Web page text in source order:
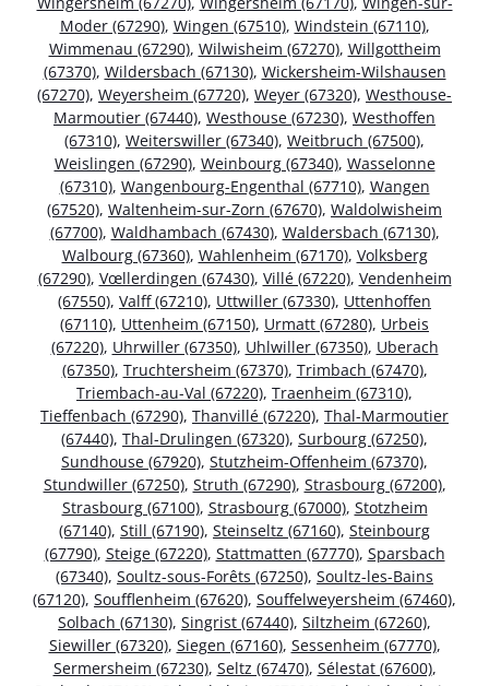
Moder (67290), Wingen (67510), Windstein (67110),
Wimmenau (67290), Wilwisheim (67270), Willgottheim
(67370), Wildersbach (67130), Wickersheim-Wilshausen
(67270), Weyersheim (67720), Weyer (67320), Westhouse-
Marmoutier (67440), Westhouse (67230), Westhoffen
(67310), Weiterswiller (67340), Weitbruch (67500),
Weislingen (67290), Weinbourg (67340), Wasselonne
(67310), Wangenbourg-Engenthal (67710), Wangen
(67520), Waltenheim-sur-Zorn (67670), Waldolwisheim
(67700), Waldhambach (67430), Waldersbach (67130),
Walbourg (67360), Wahlenheim (67170), Volksberg
(67290), Vœllerdingen (67430), Villé (67220), Vendenheim
(67550), Valff (67210), Uttwiller (67330), Uttenhoffen
(67110), Uttenheim (67150), Urmatt (67280), Urbeis
(67220), Uhrwiller (67350), Uhlwiller (67350), Uberach
(67350), Truchtersheim (67370), Trimbach (67470),
Triembach-au-Val (67220), Traenheim (67310),
Tieffenbach (67290), Thanvillé (67220), Thal-Marmoutier
(67440), Thal-Drulingen (67320), Surbourg (67250),
Sundhouse (67920), Stutzheim-Offenheim (67370),
Stundwiller (67250), Struth (67290), Strasbourg (67200),
Strasbourg (67100), Strasbourg (67000), Stotzheim
(67140), Still (67190), Steinseltz (67160), Steinbourg
(67790), Steige (67220), Stattmatten (67770), Sparsbach
(67340), Soultz-sous-Forêts (67250), Soultz-les-Bains
(67120), Soufflenheim (67620), Souffelweyersheim (67460),
Solbach (67130), Singrist (67440), Siltzheim (67260),
Siewiller (67320), Siegen (67160), Sessenheim (67770),
Sermersheim (67230), Seltz (67470), Sélestat (67600),